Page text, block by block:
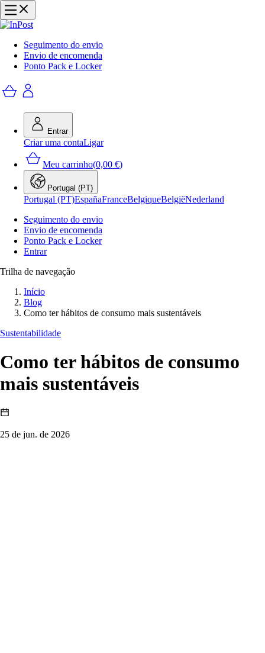
Seguimento do envio
Envio de encomenda
Ponto Pack e Locker
Entrar
Criar uma contaLigar
Meu carrinho(0,00 €)
Portugal (PT)
Portugal (PT)EspañaFranceBelgiqueBelgiëNederland
Seguimento do envio
Envio de encomenda
Ponto Pack e Locker
Entrar
Trilha de navegação
Início
Blog
Como ter hábitos de consumo mais sustentáveis
Sustentabilidade
Como ter hábitos de consumo
mais sustentáveis
25 de jun. de 2026